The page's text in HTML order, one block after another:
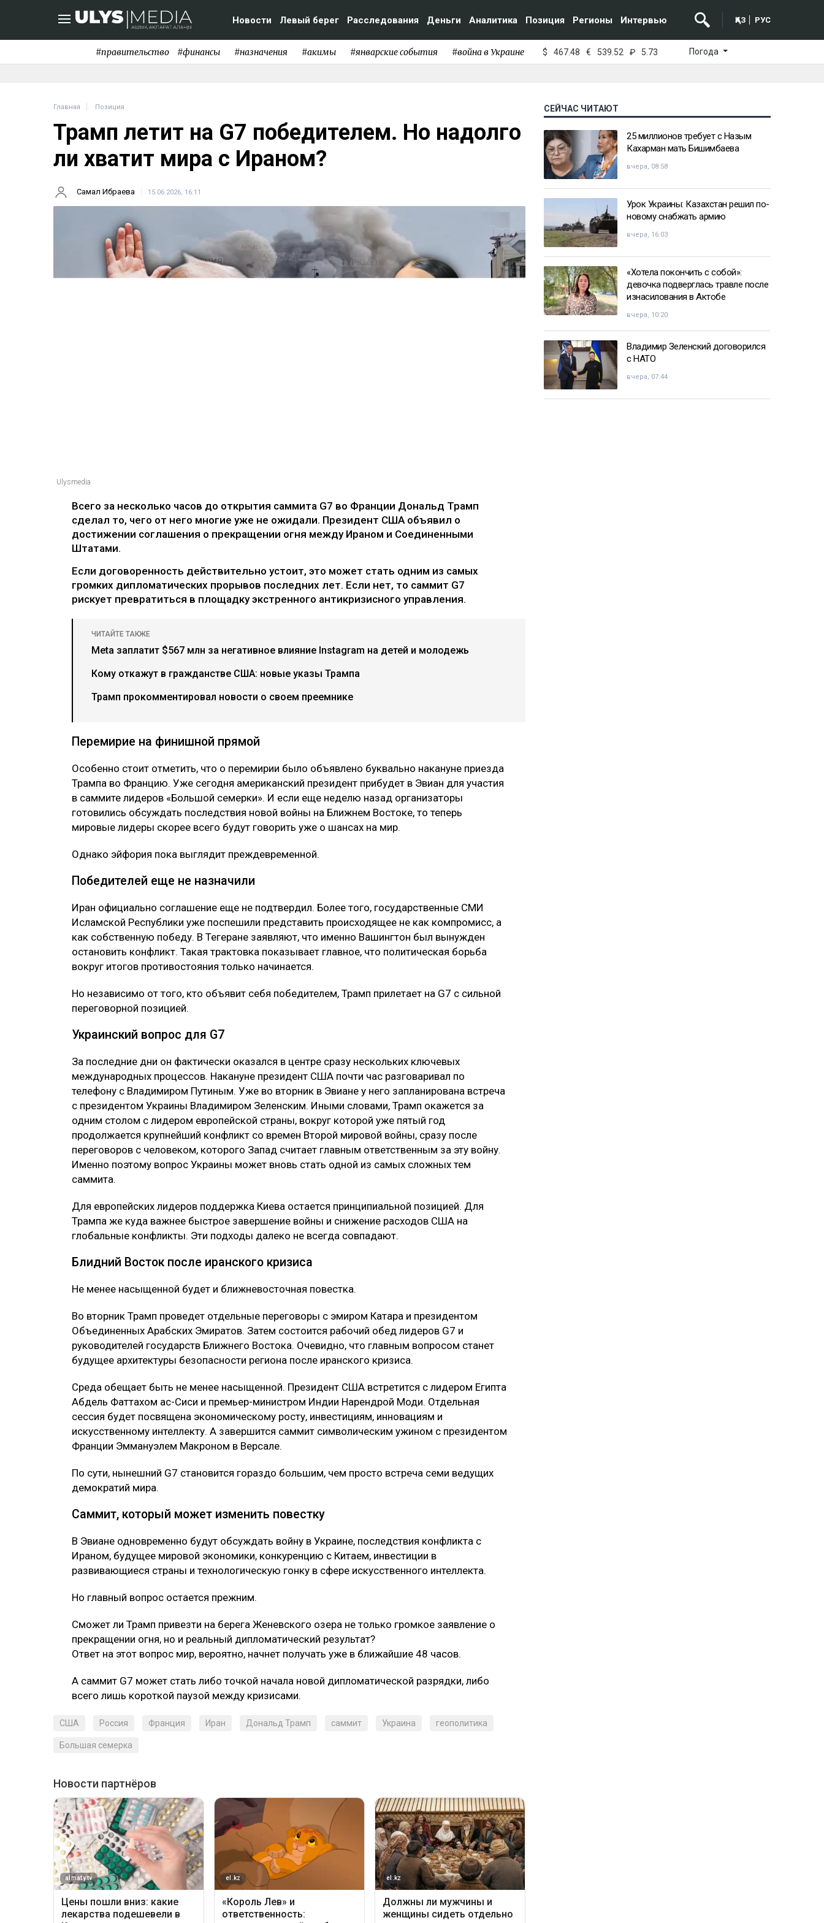
Новости Левый берег Расследования Деньги Аналитика Позиция Регионы Интервью ҚАЗ РУС
#правительство #финансы #назначения #акимы #январские события #война в Украине $ 467.48 € 539.52 ₽ 5.73 Погода
Главная Позиция
Трамп летит на G7 победителем. Но надолго
ли хватит мира с Ираном?
Самал Ибраева 15.06.2026, 16:11
Ulysmedia
Всего за несколько часов до открытия саммита G7 во Франции Дональд Трамп
сделал то, чего от него многие уже не ожидали. Президент США объявил о
достижении соглашения о прекращении огня между Ираном и Соединенными
Штатами.
Если договоренность действительно устоит, это может стать одним из самых
громких дипломатических прорывов последних лет. Если нет, то саммит G7
рискует превратиться в площадку экстренного антикризисного управления.
ЧИТАЙТЕ ТАКЖЕ
Meta заплатит $567 млн за негативное влияние Instagram на детей и молодежь
Кому откажут в гражданстве США: новые указы Трампа
Трамп прокомментировал новости о своем преемнике
Перемирие на финишной прямой
Особенно стоит отметить, что о перемирии было объявлено буквально накануне приезда
Трампа во Францию. Уже сегодня американский президент прибудет в Эвиан для участия
в саммите лидеров «Большой семерки». И если еще неделю назад организаторы
готовились обсуждать последствия новой войны на Ближнем Востоке, то теперь
мировые лидеры скорее всего будут говорить уже о шансах на мир.
Однако эйфория пока выглядит преждевременной.
Победителей еще не назначили
Иран официально соглашение еще не подтвердил. Более того, государственные СМИ
Исламской Республики уже поспешили представить происходящее не как компромисс, а
как собственную победу. В Тегеране заявляют, что именно Вашингтон был вынужден
остановить конфликт. Такая трактовка показывает главное, что политическая борьба
вокруг итогов противостояния только начинается.
Но независимо от того, кто объявит себя победителем, Трамп прилетает на G7 с сильной
переговорной позицией.
Украинский вопрос для G7
За последние дни он фактически оказался в центре сразу нескольких ключевых
международных процессов. Накануне президент США почти час разговаривал по
телефону с Владимиром Путиным. Уже во вторник в Эвиане у него запланирована встреча
с президентом Украины Владимиром Зеленским. Иными словами, Трамп окажется за
одним столом с лидером европейской страны, вокруг которой уже пятый год
продолжается крупнейший конфликт со времен Второй мировой войны, сразу после
переговоров с человеком, которого Запад считает главным ответственным за эту войну.
Именно поэтому вопрос Украины может вновь стать одной из самых сложных тем
саммита.
Для европейских лидеров поддержка Киева остается принципиальной позицией. Для
Трампа же куда важнее быстрое завершение войны и снижение расходов США на
глобальные конфликты. Эти подходы далеко не всегда совпадают.
Блидний Восток после иранского кризиса
Не менее насыщенной будет и ближневосточная повестка.
Во вторник Трамп проведет отдельные переговоры с эмиром Катара и президентом
Объединенных Арабских Эмиратов. Затем состоится рабочий обед лидеров G7 и
руководителей государств Ближнего Востока. Очевидно, что главным вопросом станет
будущее архитектуры безопасности региона после иранского кризиса.
Среда обещает быть не менее насыщенной. Президент США встретится с лидером Египта
Абдель Фаттахом ас-Сиси и премьер-министром Индии Нарендрой Моди. Отдельная
сессия будет посвящена экономическому росту, инвестициям, инновациям и
искусственному интеллекту. А завершится саммит символическим ужином с президентом
Франции Эммануэлем Макроном в Версале.
По сути, нынешний G7 становится гораздо большим, чем просто встреча семи ведущих
демократий мира.
Саммит, который может изменить повестку
В Эвиане одновременно будут обсуждать войну в Украине, последствия конфликта с
Ираном, будущее мировой экономики, конкуренцию с Китаем, инвестиции в
развивающиеся страны и технологическую гонку в сфере искусственного интеллекта.
Но главный вопрос остается прежним.
Сможет ли Трамп привезти на берега Женевского озера не только громкое заявление о
прекращении огня, но и реальный дипломатический результат?
Ответ на этот вопрос мир, вероятно, начнет получать уже в ближайшие 48 часов.
А саммит G7 может стать либо точкой начала новой дипломатической разрядки, либо
всего лишь короткой паузой между кризисами.
США Россия Франция Иран Дональд Трамп саммит Украина геополитика
Большая семерка
СЕЙЧАС ЧИТАЮТ
25 миллионов требует с Назым
Кахарман мать Бишимбаева
вчера, 08:58
Урок Украины: Казахстан решил по-
новому снабжать армию
вчера, 16:03
«Хотела покончить с собой»:
девочка подверглась травле после
изнасилования в Актобе
вчера, 10:20
Владимир Зеленский договорился
с НАТО
вчера, 07:44